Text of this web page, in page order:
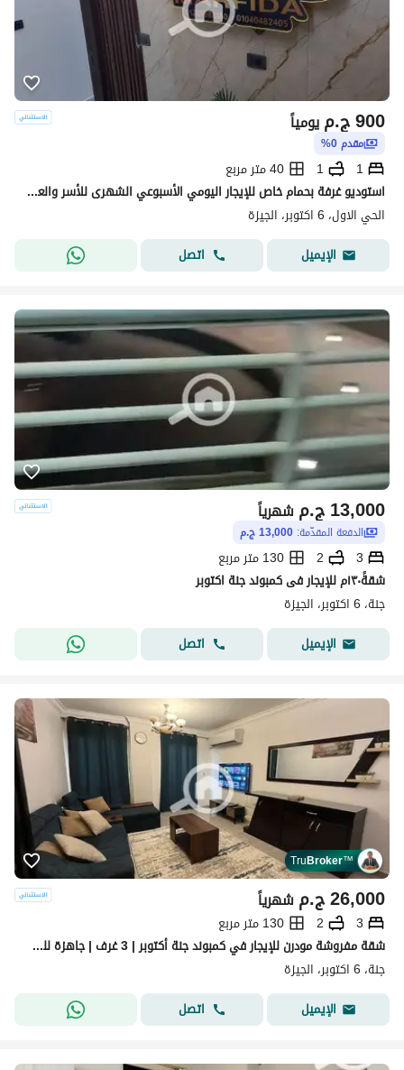
ج.م900 يومياً
مقدم 0%
1
1
40 متر مربع
استوديو غرفة بحمام خاص للإيجار اليومي الأسبوعي الشهرى للأسر والعائلات
الحي الاول، 6 اكتوبر، الجيزة
الإيميل
اتصل
ج.م13,000 شهرياً
الدفعة المقدّمة: 13,000 ج.م
3
2
130 متر مربع
شقةً١٣٠م للإيجار فى كمبوند جنة اكتوبر
جنة، 6 اكتوبر، الجيزة
الإيميل
اتصل
TruBroker™
ج.م26,000 شهرياً
3
2
130 متر مربع
شقة مفروشة مودرن للإيجار في كمبوند جنة أكتوبر | 3 غرف | جاهزة للسكن
جنة، 6 اكتوبر، الجيزة
الإيميل
اتصل